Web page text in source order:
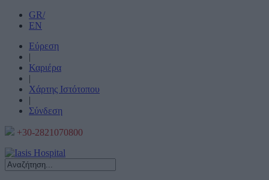
GR/
EN
Εύρεση
|
Καριέρα
|
Χάρτης Ιστότοπου
|
Σύνδεση
+30-2821070800